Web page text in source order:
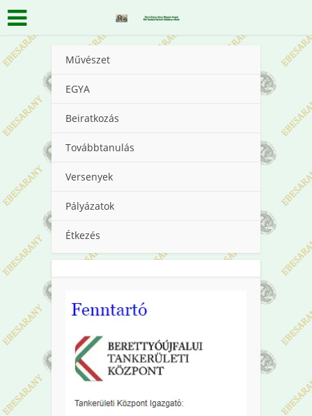
Művészet
EGYA
Beiratkozás
Továbbtanulás
Versenyek
Pályázatok
Étkezés